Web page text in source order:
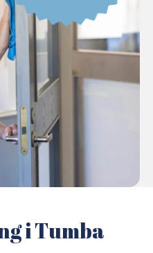
i Tumba